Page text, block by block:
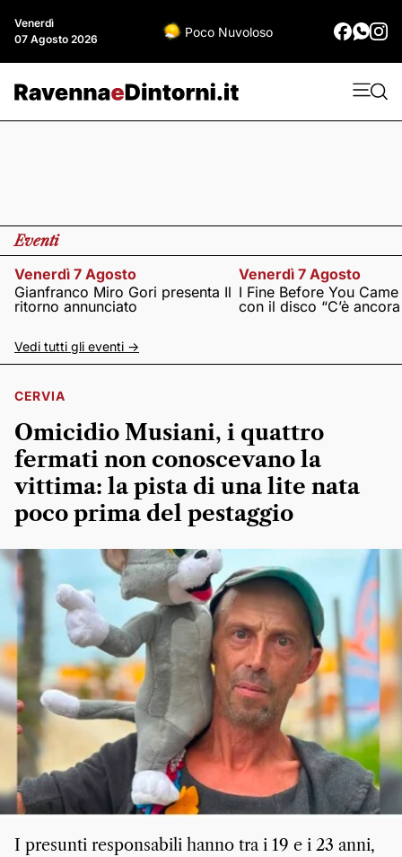
Venerdì
07 Agosto 2026
Poco Nuvoloso
Eventi
Venerdì 7 Agosto
Gianfranco Miro Gori presenta Il
ritorno annunciato
Venerdì 7 Agosto
I Fine Before You
con il disco “C’è
Vedi tutti gli eventi ->
CERVIA
Omicidio Musiani, i quattro
fermati non conoscevano la
vittima: la pista di una lite nata
poco prima del pestaggio
I presunti responsabili hanno tra i 19 e i 23 anni,